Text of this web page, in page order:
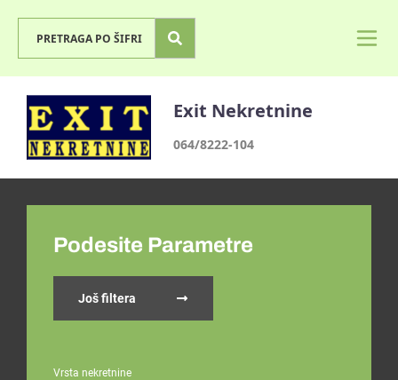
Exit Nekretnine
064/8222-104
Podesite Parametre
Još filtera
Vrsta nekretnine